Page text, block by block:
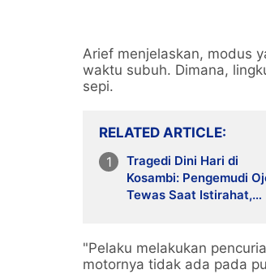
Arief menjelaskan, modus
waktu subuh. Dimana,
sepi.
RELATED ARTICLE
Tragedi Dini Hari di
Kosambi: Pengemudi
Tewas Saat Istirahat,
"Pelaku melakukan
motornya tidak ada pada